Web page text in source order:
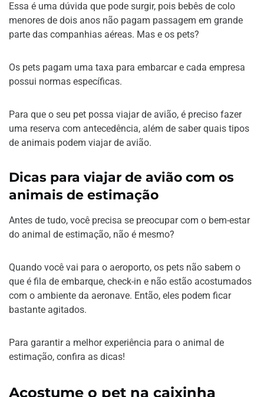
Essa é uma dúvida que pode surgir, pois bebês de colo
menores de dois anos não pagam passagem em grande
parte das companhias aéreas. Mas e os pets?
Os pets pagam uma taxa para embarcar e cada empresa
possui normas específicas.
Para que o seu pet possa viajar de avião, é preciso fazer
uma reserva com antecedência, além de saber quais tipos
de animais podem viajar de avião.
Dicas para viajar de avião com os
animais de estimação
Antes de tudo, você precisa se preocupar com o bem-estar
do animal de estimação, não é mesmo?
Quando você vai para o aeroporto, os pets não sabem o
que é fila de embarque, check-in e não estão acostumados
com o ambiente da aeronave. Então, eles podem ficar
bastante agitados.
Para garantir a melhor experiência para o animal de
estimação, confira as dicas!
Acostume o pet na caixinha